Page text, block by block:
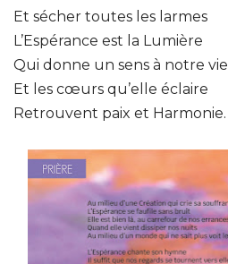
Et sécher toutes les larmes
L’Espérance est la Lumière
Qui donne un sens à notre vie
Et les cœurs qu’elle éclaire
Retrouvent paix et Harmonie.